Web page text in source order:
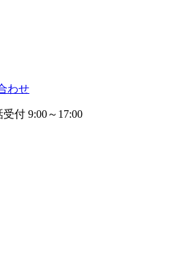
わせ
受付 9:00～17:00